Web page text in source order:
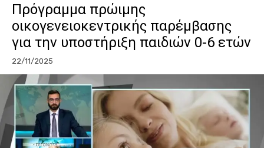
Πρόγραμμα πρώιμης
οικογενειοκεντρικής παρέμβασης
για την υποστήριξη παιδιών 0-6 ετών
22/11/2025